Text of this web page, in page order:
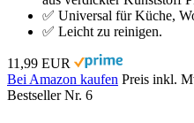
✅ Universal für Küche,
✅ Leicht zu reinigen.
11,99 EUR
Bei Amazon kaufen Preis inkl.
Bestseller Nr. 6